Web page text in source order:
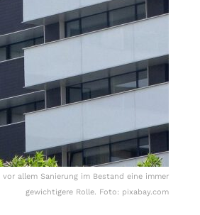
allem Sanierung im Bestand eine immer
gewichtigere Rolle. Foto: pixabay.com